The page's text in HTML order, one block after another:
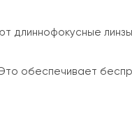
длиннофокусные
обеспечивает